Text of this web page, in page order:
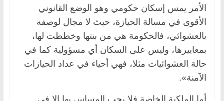
الأمر يمس إسكان حكومي وهو الوضع القانوني
الأقوى في مسالة الحيازة، حيث لا مجال لوصفه
بالعشوائي، فالحكومة هي من بنتها وخططت لها،
بمعاييرها، وليس على السكان أي مسؤولية كما في
حالة العشوائيات مثلا، فهي أحياء في عداد الحيازات
الآمنة».
أما الملكية الخاصة فلا يجب المساس بها إلا في